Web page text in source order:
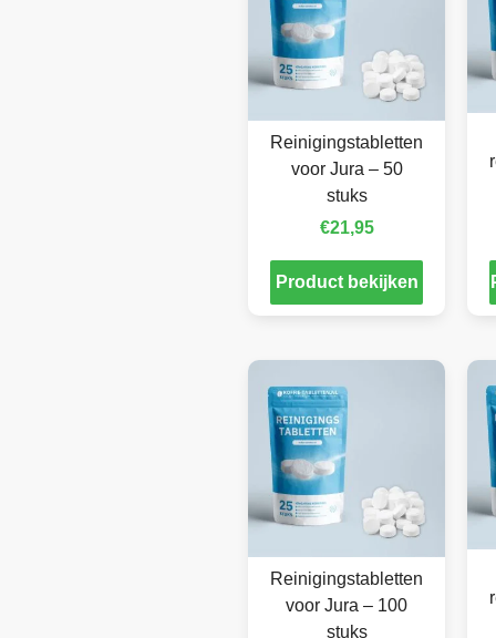
Reinigingstabletten
voor Jura – 50
stuks
€21,95
Product bekijken
Reinigingstabletten
voor Jura – 100
stuks